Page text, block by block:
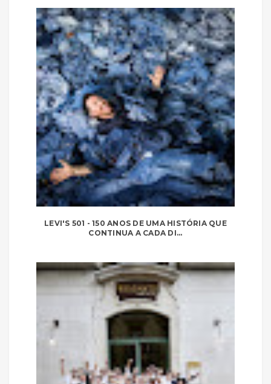
LEVI'S 501 - 150 ANOS DE UMA HISTÓRIA QUE
CONTINUA A CADA DI...